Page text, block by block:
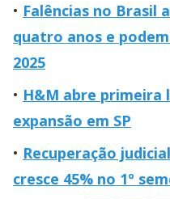
Falências no Brasil
quatro anos e
2025
H&M abre primeira
expansão em SP
Recuperação
cresce 45% no 1º